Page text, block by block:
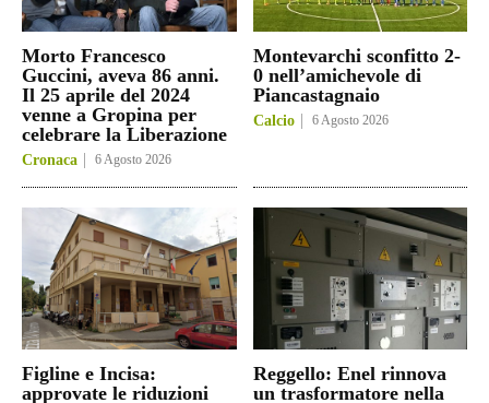
Morto Francesco
Guccini, aveva 86 anni.
Il 25 aprile del 2024
venne a Gropina per
celebrare la Liberazione
Cronaca 6 Agosto 2026
Montevarchi sconfitto 2-
0 nell’amichevole di
Piancastagnaio
Calcio 6 Agosto 2026
Figline e Incisa:
approvate le riduzioni
Reggello: Enel rinnova
un trasformatore nella